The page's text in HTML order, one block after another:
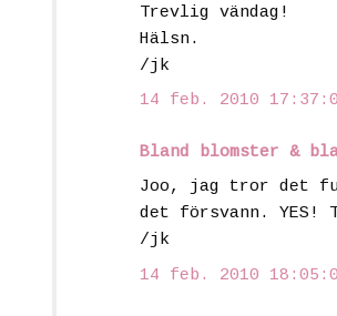
Trevlig vändag!
Hälsn.
/jk
14 feb. 2010
Bland blomster &
Joo, jag tror det
det försvann. YES!
/jk
14 feb. 2010